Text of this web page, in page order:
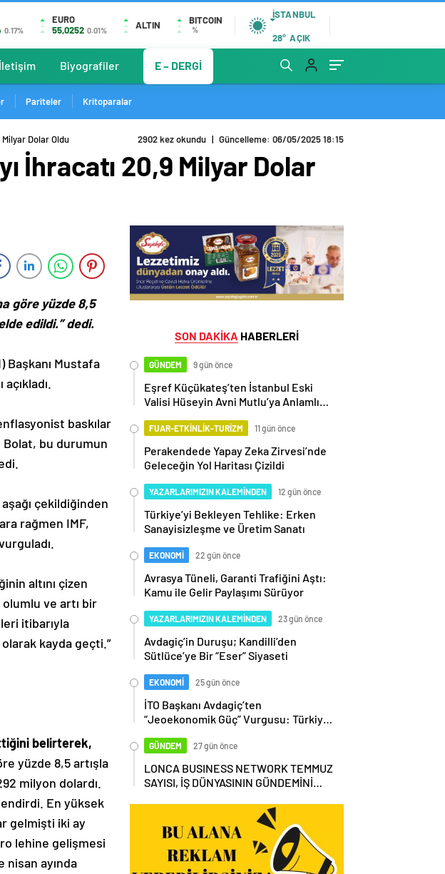
0.17%
EURO
55,0252 0.01% ALTIN BITCOIN
%
İSTANBUL
28° AÇIK
İletişim Biyografiler E – DERGİ
Pariteler Kritoparalar
Dolar Oldu 2902 kez okundu | Güncelleme: 06/05/2025 18:15
İhracatı 20,9 Milyar Dolar
göre yüzde 8,5
edildi.” dedi.
Başkanı Mustafa
baskılar
Bolat, bu durumun
çekildiğinden
rağmen IMF,
altını çizen
olumlu ve artı bir
itibarıyla
olarak kayda geçti.”
belirterek,
yüzde 8,5 artışla
milyon dolardı.
En yüksek
gelmişti iki ay
lehine gelişmesi
nisan ayında
SON DAKİKA HABERLERİ
GÜNDEM 9 gün önce
Eşref Küçükateş’ten İstanbul Eski
Valisi Hüseyin Avni Mutlu’ya Anlamlı
FUAR-ETKİNLİK-TURİZM 11 gün önce
Perakendede Yapay Zeka Zirvesi’nde
Geleceğin Yol Haritası Çizildi
YAZARLARIMIZIN KALEMİNDEN 12 gün önce
Türkiye’yi Bekleyen Tehlike: Erken
Sanayisizleşme ve Üretim Sanatı
EKONOMİ 22 gün önce
Avrasya Tüneli, Garanti Trafiğini Aştı:
Kamu ile Gelir Paylaşımı Sürüyor
YAZARLARIMIZIN KALEMİNDEN 23 gün önce
Avdagiç’in Duruşu; Kandilli’den
Sütlüce’ye Bir “Eser” Siyaseti
EKONOMİ 25 gün önce
İTO Başkanı Avdagiç’ten
“Jeoekonomik Güç” Vurgusu: Türkiye,
Olmalı
GÜNDEM 27 gün önce
LONCA BUSINESS NETWORK TEMMUZ
SAYISI, İŞ DÜNYASININ GÜNDEMİNİ